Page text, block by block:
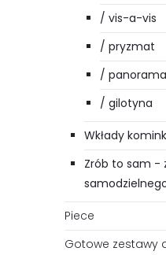
/ vis-a-vis
/ pryzmat
/ panorama
/ gilotyna
Wkłady
Zrób to sam -
Piece
Gotowe zestawy